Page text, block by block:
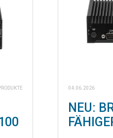
04.06.2026
NEU: